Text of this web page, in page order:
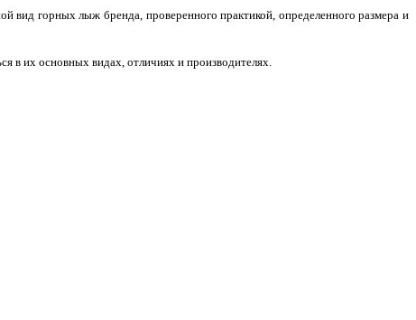
вид горных лыж бренда, проверенного практикой, определенного размера и
в их основных видах, отличиях и производителях.